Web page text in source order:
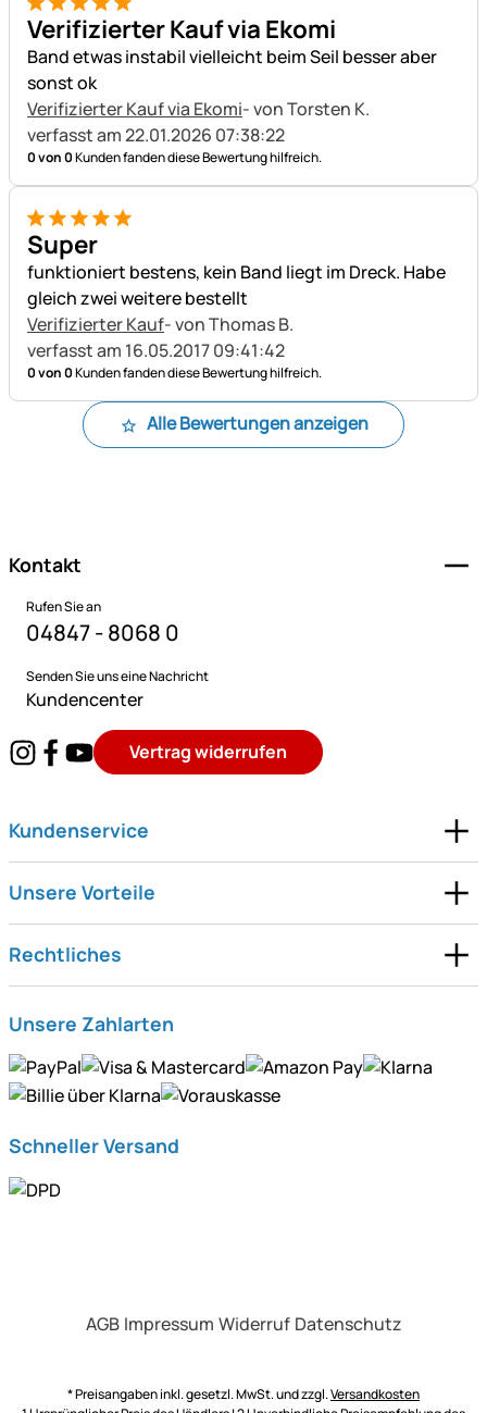
5 von 5
Verifizierter Kauf via Ekomi
Band etwas instabil vielleicht beim Seil besser aber
sonst ok
Verifizierter Kauf via Ekomi- von Torsten K.
verfasst am 22.01.2026 07:38:22
0 von 0Kunden fanden diese Bewertung hilfreich.
5 von 5
Super
funktioniert bestens, kein Band liegt im Dreck. Habe
gleich zwei weitere bestellt
Verifizierter Kauf- von Thomas B.
verfasst am 16.05.2017 09:41:42
0 von 0Kunden fanden diese Bewertung hilfreich.
Alle Bewertungen anzeigen
Kontakt
Rufen Sie an
04847 - 8068 0
Senden Sie uns eine Nachricht
Kundencenter
Vertrag widerrufen
Kundenservice
Unsere Vorteile
Rechtliches
Unsere Zahlarten
Schneller Versand
AGB Impressum Widerruf Datenschutz
* Preisangaben inkl. gesetzl. MwSt. und zzgl.Versandkosten